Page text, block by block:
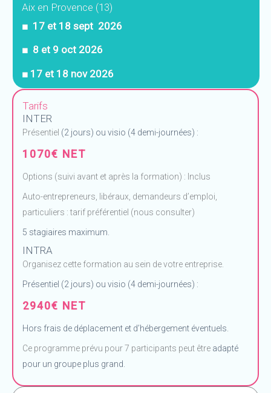
Aix en Provence (13)
■ 17 et 18 sept 2026
■ 8 et 9 oct 2026
■ 17 et 18 nov 2026
Tarifs
INTER
Présentiel (2 jours) ou visio (4 demi-journées) :
1070€ NET
Options (suivi avant et après la formation) : Inclus
Auto-entrepreneurs, libéraux, demandeurs d’emploi,
particuliers : tarif préférentiel (nous consulter)
5 stagiaires maximum.
INTRA
Organisez cette formation au sein de votre entreprise.
Présentiel (2 jours) ou visio (4 demi-journées) :
2940€ NET
Hors frais de déplacement et d’hébergement éventuels.
Ce programme prévu pour 7 participants peut être adapté
pour un groupe plus grand.